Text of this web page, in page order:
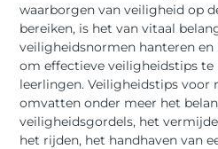
waarborgen van veiligheid op
bereiken, is het van vitaal
veiligheidsnormen hanteren
om effectieve veiligheidstips te
leerlingen. Veiligheidstips voor
omvatten onder meer het
veiligheidsgordels, het
het rijden, het handhaven van